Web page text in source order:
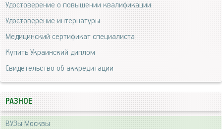
Удостоверение о повышении квалификации
Удостоверение интернатуры
Медицинский сертификат специалиста
Купить Украинский диплом
Свидетельство об аккредитации
РАЗНОЕ
ВУЗы Москвы